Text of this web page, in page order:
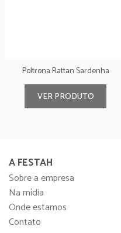
Poltrona Rattan Sardenha
VER PRODUTO
A FESTAH
Sobre a empresa
Na mídia
Onde estamos
Contato